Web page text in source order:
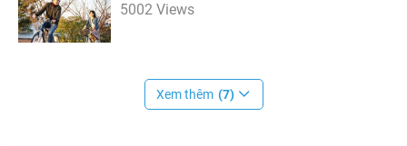
5002 Views
Xem thêm (7)